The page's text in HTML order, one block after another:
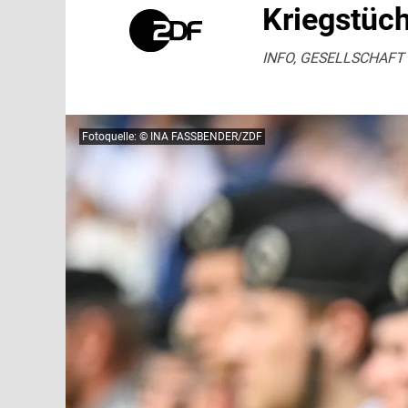
INFO,
Fotoquelle: © INA FASSBENDER/ZDF